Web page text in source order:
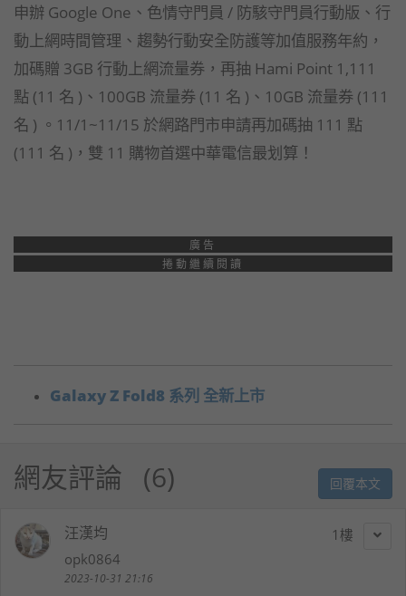
申辦 Google One、色情守門員 / 防駭守門員行動版、行
動上網時間管理、趨勢行動安全防護等加值服務年約，
加碼贈 3GB 行動上網流量券，再抽 Hami Point 1,111
點 (11 名 )、100GB 流量券 (11 名 )、10GB 流量券 (111
名 ) 。11/1~11/15 於網路門市申請再加碼抽 111 點
(111 名 )，雙 11 購物首選中華電信最划算！
廣告
捲動繼續閱讀
Galaxy Z Fold8 系列 全新上市
網友評論 6 回覆本文
1
汪漢均
opk0864
2023-10-31 21:16